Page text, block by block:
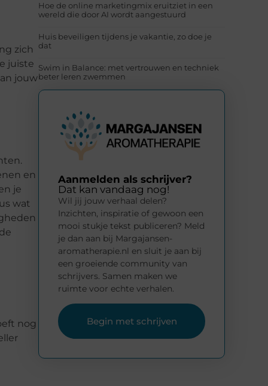
zich
juiste
jouw
en
je
wat
nog
Hoe de online marketingmix eruitziet in een
wereld die door AI wordt aangestuurd
Huis beveiligen tijdens je vakantie, zo doe je
dat
Swim in Balance: met vertrouwen en techniek
beter leren zwemmen
Aanmelden als schrijver?
Dat kan vandaag nog!
Wil jij jouw verhaal delen?
Inzichten, inspiratie of gewoon een
mooi stukje tekst publiceren? Meld
je dan aan bij Margajansen-
aromatherapie.nl en sluit je aan bij
een groeiende community van
schrijvers. Samen maken we
ruimte voor echte verhalen.
Begin met schrijven